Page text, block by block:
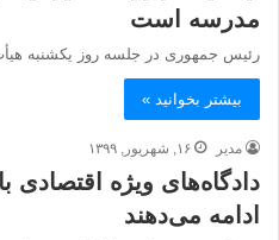
مدرسه است
رئیس جمهوری در جلسه روز یکشنبه
بیشتر بخوانید »
مدیر ۱۶, شهریور, ۱۳۹۹
دادگاه‌های ویژه اقتصادی
ادامه می‌دهند